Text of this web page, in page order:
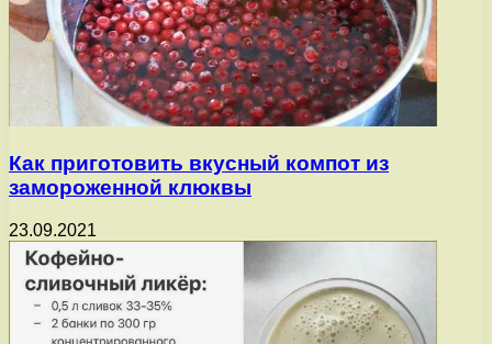
Как приготовить вкусный компот из
замороженной клюквы
23.09.2021